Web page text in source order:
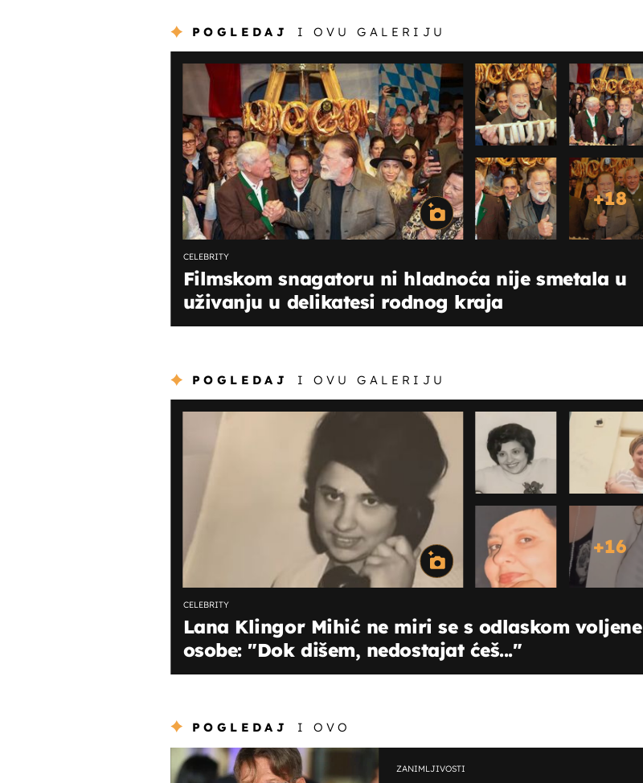
POGLEDAJ I OVU GALERIJU
+18
CELEBRITY
Filmskom snagatoru ni hladnoća nije smetala u
uživanju u delikatesi rodnog kraja
POGLEDAJ I OVU GALERIJU
+16
CELEBRITY
Lana Klingor Mihić ne miri se s odlaskom voljene
osobe: "Dok dišem, nedostajat ćeš..."
POGLEDAJ I OVO
ZANIMLJIVOSTI